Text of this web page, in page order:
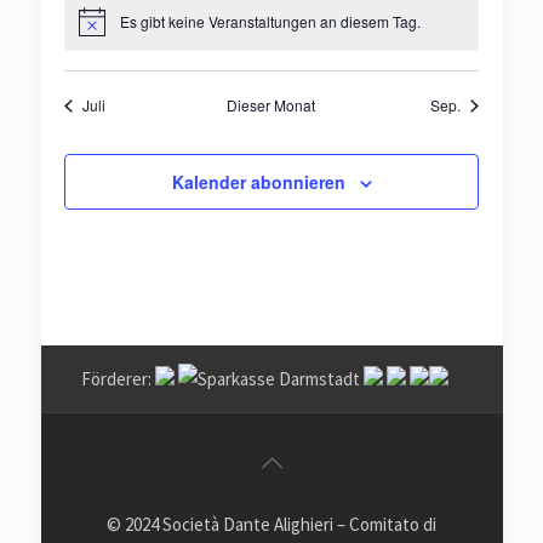
HinweisEs gibt keine Veranstaltungen an diesem Tag.
Juli Dieser Monat Sep.
Kalender abonnieren
Förderer:
© 2024 Società Dante Alighieri – Comitato di